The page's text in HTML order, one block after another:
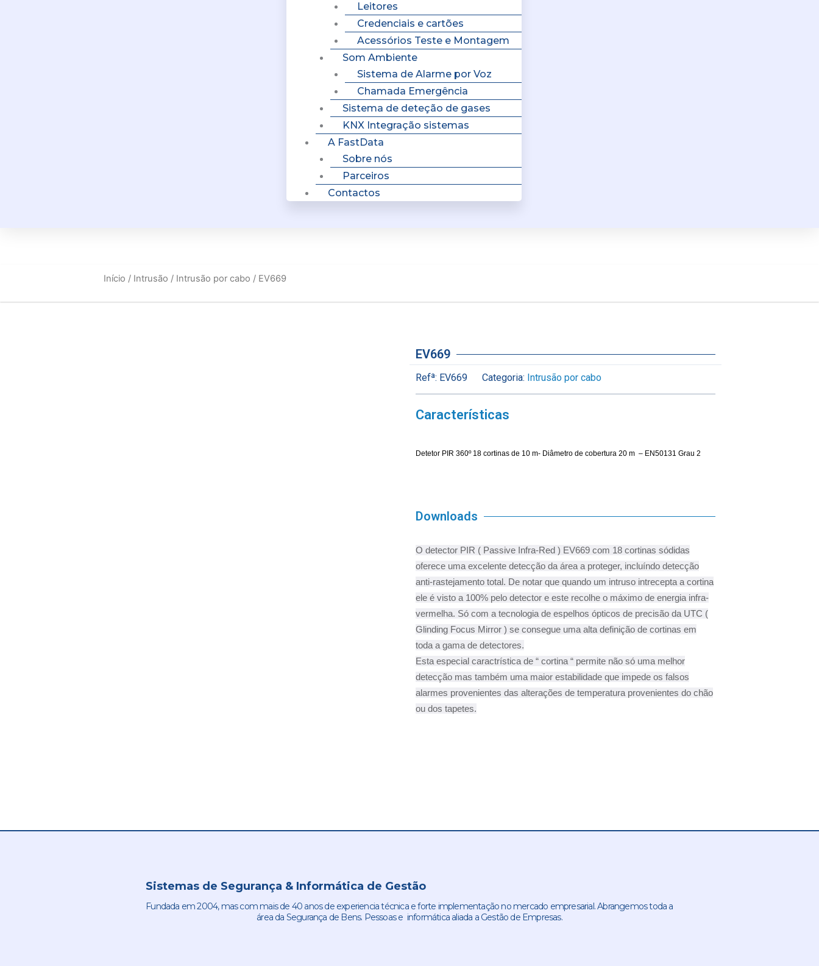
Leitores
Credenciais e cartões
Acessórios Teste e Montagem
Som Ambiente
Sistema de Alarme por Voz
Chamada Emergência
Sistema de deteção de gases
KNX Integração sistemas
A FastData
Sobre nós
Parceiros
Contactos
Início / Intrusão / Intrusão por cabo / EV669
EV669
Refª: EV669 Categoria: Intrusão por cabo
Características
Detetor PIR 360º 18 cortinas de 10 m- Diâmetro de cobertura 20 m – EN50131 Grau 2
Downloads
O detector PIR ( Passive Infra-Red ) EV669 com 18 cortinas sódidas
oferece uma excelente detecção da área a proteger, incluíndo detecção
anti-rastejamento total. De notar que quando um intruso intrecepta a cortina
ele é visto a 100% pelo detector e este recolhe o máximo de energia infra-
vermelha. Só com a tecnologia de espelhos ópticos de precisão da UTC (
Glinding Focus Mirror ) se consegue uma alta definição de cortinas em
toda a gama de detectores.
Esta especial caractrística de “ cortina “ permite não só uma melhor
detecção mas também uma maior estabilidade que impede os falsos
alarmes provenientes das alterações de temperatura provenientes do chão
ou dos tapetes.
Sistemas de Segurança & Informática de Gestão
Fundada em 2004, mas com mais de 40 anos de experiencia técnica e forte implementação no mercado empresarial. Abrangemos toda a
área da Segurança de Bens. Pessoas e informática aliada a Gestão de Empresas.